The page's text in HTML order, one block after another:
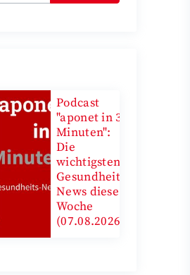
Podcast
"aponet in 3
Minuten":
Die
wichtigsten
Gesundheits-
News diese
Woche
(07.08.2026)